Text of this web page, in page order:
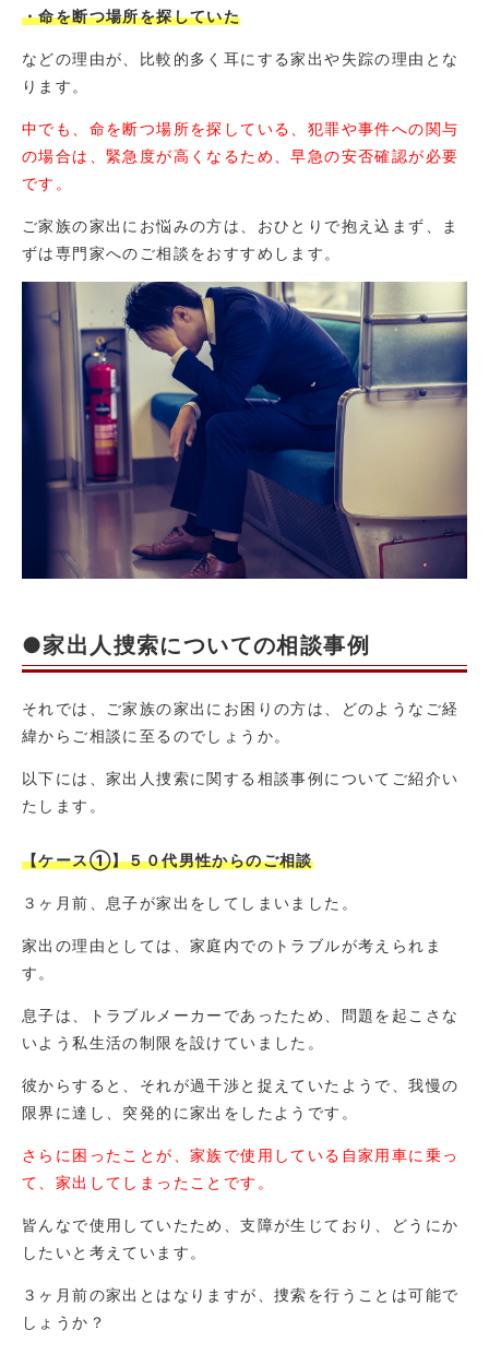
・命を断つ場所を探していた
などの理由が、比較的多く耳にする家出や失踪の理由とな
ります。
中でも、命を断つ場所を探している、犯罪や事件への関与
の場合は、緊急度が高くなるため、早急の安否確認が必要
です。
ご家族の家出にお悩みの方は、おひとりで抱え込まず、ま
ずは専門家へのご相談をおすすめします。
●家出人捜索についての相談事例
それでは、ご家族の家出にお困りの方は、どのようなご経
緯からご相談に至るのでしょうか。
以下には、家出人捜索に関する相談事例についてご紹介い
たします。
【ケース①】５０代男性からのご相談
３ヶ月前、息子が家出をしてしまいました。
家出の理由としては、家庭内でのトラブルが考えられま
す。
息子は、トラブルメーカーであったため、問題を起こさな
いよう私生活の制限を設けていました。
彼からすると、それが過干渉と捉えていたようで、我慢の
限界に達し、突発的に家出をしたようです。
さらに困ったことが、家族で使用している自家用車に乗っ
て、家出してしまったことです。
皆んなで使用していたため、支障が生じており、どうにか
したいと考えています。
３ヶ月前の家出とはなりますが、捜索を行うことは可能で
しょうか？